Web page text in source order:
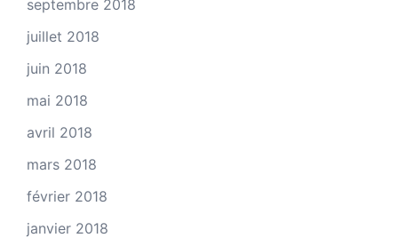
septembre 2018
juillet 2018
juin 2018
mai 2018
avril 2018
mars 2018
février 2018
janvier 2018